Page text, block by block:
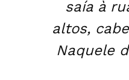
saía à
altos,
Naquele